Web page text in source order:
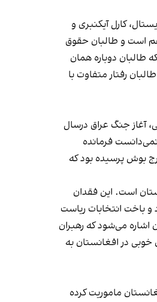
کارل آیکنبری و
است و طالبان حقوق
طالبان دوباره همان
رفتار متفاوت با
آغاز جنگ عراق درسال
فرمانده
بوش پرسیده بود که
است. این فقدان
و باخت انتخابات ریاست
این مستند همچنان اشاره می‌شود که رهبران
خوبی در افغانستان به
ماموریت کرده